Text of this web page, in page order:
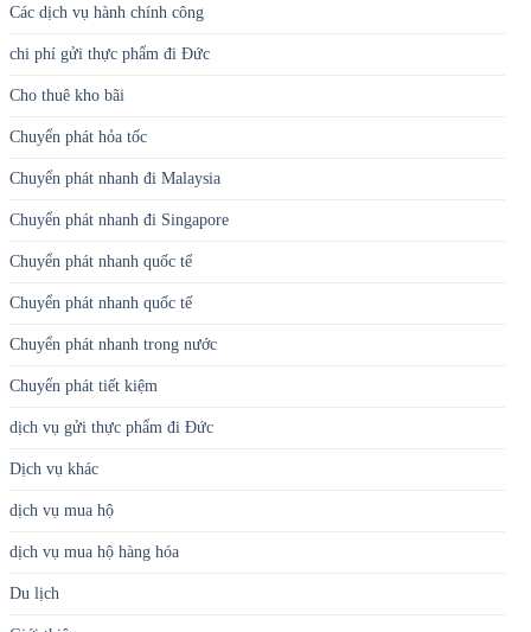
Các dịch vụ hành chính công
chi phí gửi thực phẩm đi Đức
Cho thuê kho bãi
Chuyển phát hỏa tốc
Chuyển phát nhanh đi Malaysia
Chuyển phát nhanh đi Singapore
Chuyển phát nhanh quốc tế
Chuyển phát nhanh quốc tế
Chuyển phát nhanh trong nước
Chuyển phát tiết kiệm
dịch vụ gửi thực phẩm đi Đức
Dịch vụ khác
dịch vụ mua hộ
dịch vụ mua hộ hàng hóa
Du lịch